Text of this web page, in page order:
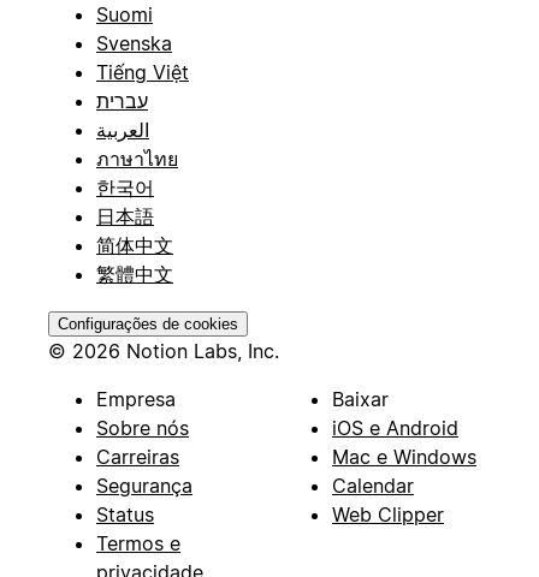
Suomi
Svenska
Tiếng Việt
עברית
العربية
ภาษาไทย
한국어
日本語
简体中文
繁體中文
Configurações de cookies
© 2026 Notion Labs, Inc.
Empresa
Sobre nós
Carreiras
Segurança
Status
Termos e
privacidade
Baixar
iOS e Android
Mac e Windows
Calendar
Web Clipper